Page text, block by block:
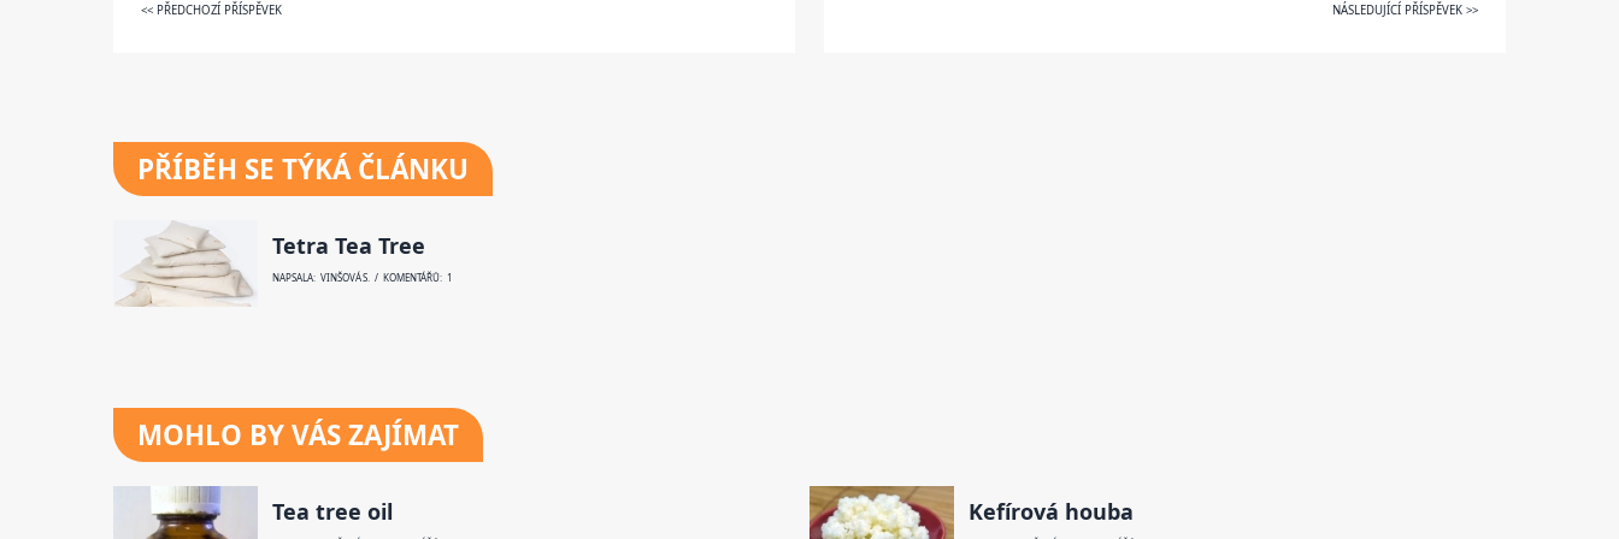
<< PŘEDCHOZÍ PŘÍSPĚVEK NÁSLEDUJÍCÍ PŘÍSPĚVEK >>
PŘÍBĚH SE TÝKÁ ČLÁNKU
Tetra Tea Tree
NAPSALA: VINŠOVÁ S. / KOMENTÁŘŮ: 1
MOHLO BY VÁS ZAJÍMAT
Tea tree oil Kefírová houba